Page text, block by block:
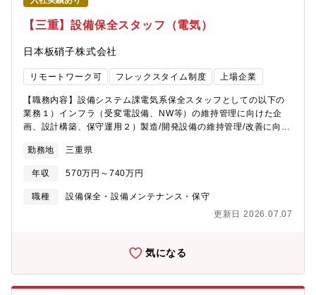
とで、当社事業の発展に貢献することです。津事業所の設備シス
テム課もこのミッションを基盤に活動しています。【配属部署】
クリエイティブ・テクノロジー事業部門 事業支援部 四日市事
業所 設備システム課【業務のやりがい・魅力】・事業を支える
インフラ整備や製造・開発設備の維持管理、改善は、新規事業や
既存事業の拡大・発展に欠かせない重要な役割を果たしま
す。 ・設備機器を通じて、当社独自の製品、技術、開発に携わ
るやりがいのある業務です。・既存の技術にとらわれず、新たな
技術改善に挑戦することで、自身のスキルや専門性をさらに向上
させることができます。
【三重】設備保全スタッフ（電気）
日本板硝子株式会社
リモートワーク可 フレックスタイム制度 上場企業
【職務内容】設備システム課電気系保全スタッフとしての以下の
業務１）インフラ（受変電設備、NW等）の維持管理に向けた企
画、設計構築、保守運用２）製造/開発設備の維持管理/改善に向け
工事会社手配から現場指示等の管理監督業務５）新規事業の展開
にかかわる製造設備の新設等のプロジェクト業務【将来任せる可
能性のある業務およびキャリアプラン】当面は設備システム課の
電気系保全スタッフとしてご活躍頂きます。その後は同課の課長
リストとしての職務の深化、設計部門へ異動してのスキルの拡大
が可能です。また事業所におけるマネジメント範囲を広げて事業
所長等へのキャリアップなども含め、個々人の適性と希望を考慮
した最適なキャリア形成プランをご提供します。【組織のミッシ
ョン】 コンパクトかつ機能的な体制で、「事業の場」、「働く
勤務地 三重県
年収 570万円～740万円
職種
設備保全・設備メンテナンス・保守
更新日 2026.07.07
気になる